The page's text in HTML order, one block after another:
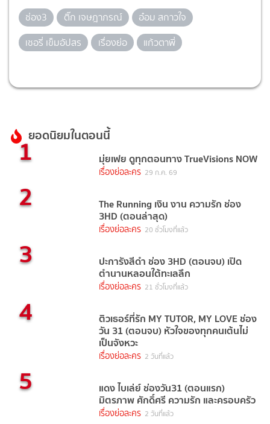
ช่อง3 ติ๊ก เจษฎาภรณ์
อ๋อม สกาวใจ
เชอรี่ เข็มอัปสร
เรื่องย่อ แก้วตาพี่
ยอดนิยมในตอนนี้
1 มุ่ยเฟย ดูทุกตอนทาง TrueVisions NOW
เรื่องย่อละคร 29 ก.ค. 69
2 The Running เงิน งาน ความรัก ช่อง
3HD (ตอนล่าสุด)
เรื่องย่อละคร 20 ชั่วโมงที่แล้ว
3 ปะการังสีดำ ช่อง 3HD (ตอนจบ) เปิด
ตำนานหลอนใต้ทะเลลึก
เรื่องย่อละคร 21 ชั่วโมงที่แล้ว
4 ติวเธอร์ที่รัก MY TUTOR, MY LOVE ช่อง
วัน 31 (ตอนจบ) หัวใจของทุกคนเต้นไม่
เป็นจังหวะ
เรื่องย่อละคร 2 วันที่แล้ว
5 แดง ไบเล่ย์ ช่องวัน31 (ตอนแรก)
มิตรภาพ ศักดิ์ศรี ความรัก และครอบครัว
เรื่องย่อละคร 2 วันที่แล้ว